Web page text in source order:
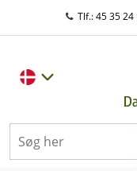
Tlf.: 45 35 24